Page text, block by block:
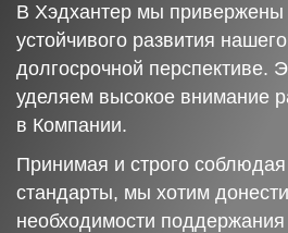
В Хэдхантер мы привержены
устойчивого развития
долгосрочной перспективе.
уделяем высокое внимание
в Компании.
Принимая и строго соблюдая
стандарты, мы хотим
необходимости поддержания